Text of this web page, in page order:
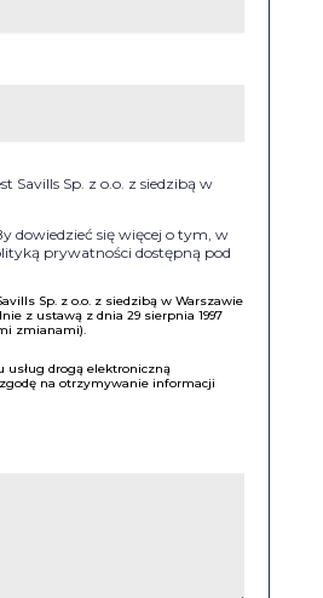
Sp. z o.o. z siedzibą w
dowiedzieć się więcej o tym, w
prywatności dostępną pod
Sp. z o.o. z siedzibą w Warszawie
z ustawą z dnia 29 sierpnia 1997
zmianami).
usług drogą elektroniczną
na otrzymywanie informacji